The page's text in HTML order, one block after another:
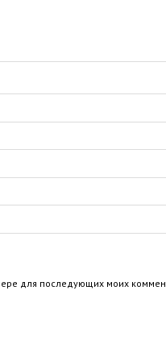
для последующих моих